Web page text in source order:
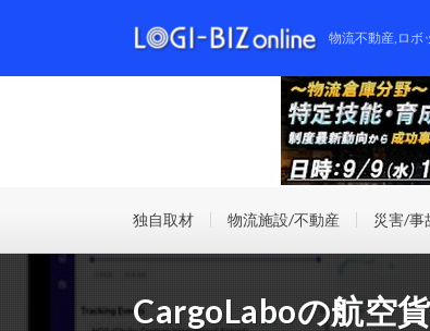
物流不動産,ロボ
独自取材 物流施設/不動産 災害/事
CargoLaboの航空